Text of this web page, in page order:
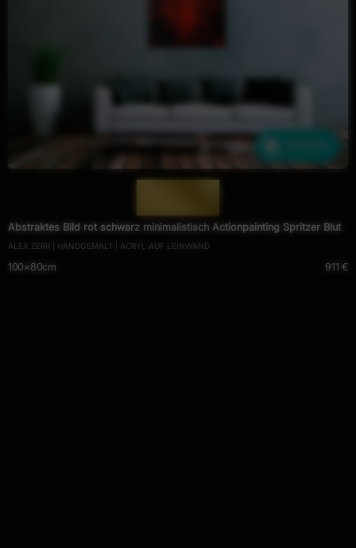
Abstraktes Bild rot schwarz minimalistisch Actionpainting Spritzer Blut
ALEX ZERR | HANDGEMALT | ACRYL AUF LEINWAND
100×80cm 911 €